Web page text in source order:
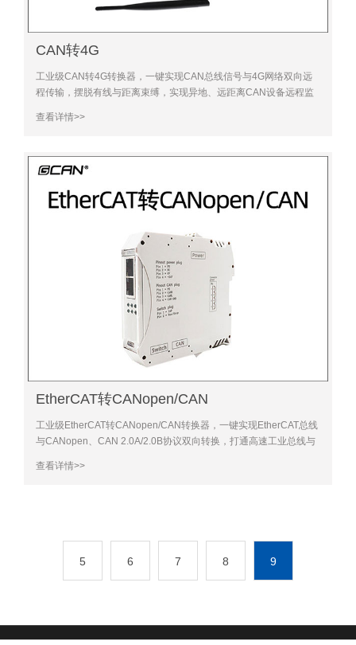
CAN转4G
工业级CAN转4G转换器，一键实现CAN总线信号与4G网络双向远
程传输，摆脱有线与距离束缚，实现异地、远距离CAN设备远程监
查看详情>>
EtherCAT转CANopen/CAN
工业级EtherCAT转CANopen/CAN转换器，一键实现EtherCAT总线
与CANopen、CAN 2.0A/2.0B协议双向转换，打通高速工业总线与
抗干扰、响
查看详情>>
5 6 7 8 9